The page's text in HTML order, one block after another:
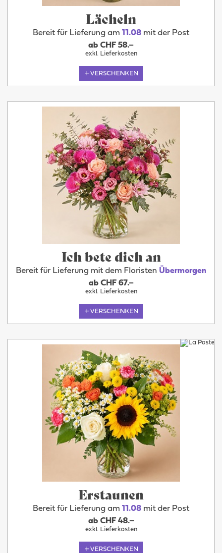
Lächeln
Bereit für Lieferung am 11.08 mit der Post
ab CHF 58.–
exkl. Lieferkosten
VERSCHENKEN
Ich bete dich an
Bereit für Lieferung mit dem Floristen Übermorgen
ab CHF 67.–
exkl. Lieferkosten
VERSCHENKEN
Erstaunen
Bereit für Lieferung am 11.08 mit der Post
ab CHF 48.–
exkl. Lieferkosten
VERSCHENKEN